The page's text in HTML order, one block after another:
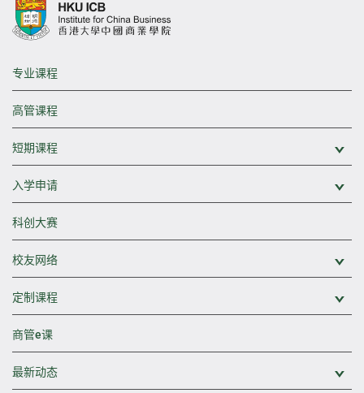
专业课程
高管课程
短期课程
入学申请
科创大赛
校友网络
定制课程
商管e课
最新动态